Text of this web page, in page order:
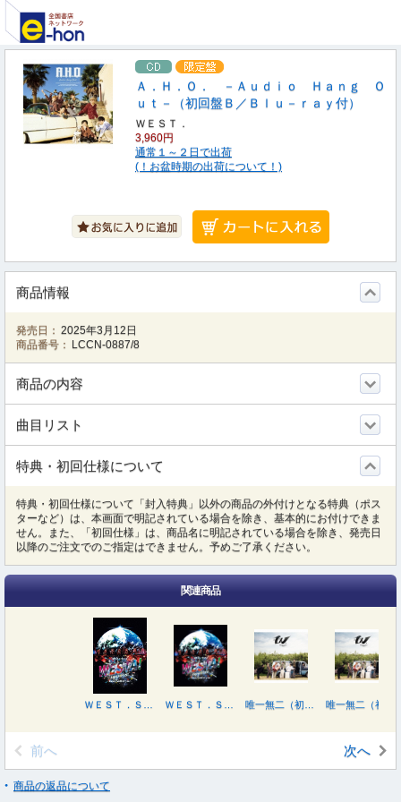
Ａ．Ｈ．Ｏ． －Ａｕｄｉｏ Ｈａｎｇ Ｏ
ｕｔ－（初回盤Ｂ／Ｂｌｕ－ｒａｙ付）
ＷＥＳＴ．
3,960円
通常１～２日で出荷
(！お盆時期の出荷について！)
商品情報
発売日： 2025年3月12日
商品番号：
LCCN-0887/8
商品の内容
曲目リスト
特典・初回仕様について
特典・初回仕様について「封入特典」以外の商品の外付けとなる特典（ポス
ターなど）は、本画面で明記されている場合を除き、基本的にお付けできま
せん。また、「初回仕様」は、商品名に明記されている場合を除き、発売日
以降のご注文でのご指定はできません。予めご了承ください。
関連商品
前へ 次へ
商品の返品について